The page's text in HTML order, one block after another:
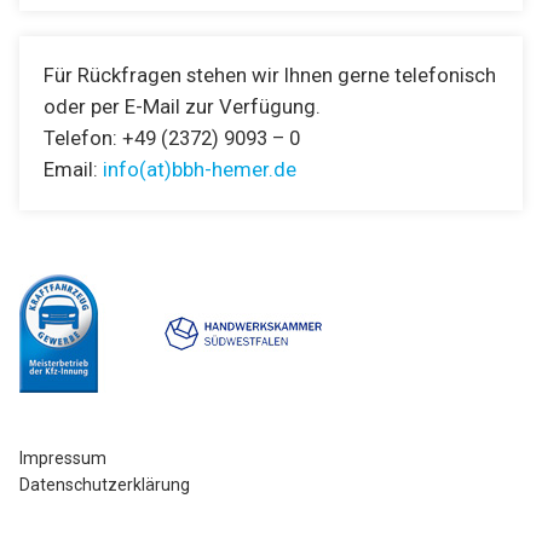
Für Rückfragen stehen wir Ihnen gerne telefonisch
oder per E-Mail zur Verfügung.
Telefon: +49 (2372) 9093 – 0
Email: info(at)bbh-hemer.de
Impressum
Datenschutzerklärung